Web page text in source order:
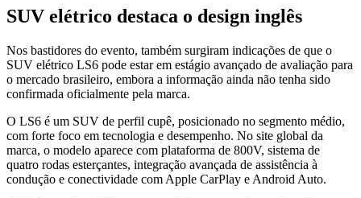
SUV elétrico destaca o design inglês
Nos bastidores do evento, também surgiram indicações de que o
SUV elétrico LS6 pode estar em estágio avançado de avaliação para
o mercado brasileiro, embora a informação ainda não tenha sido
confirmada oficialmente pela marca.
O LS6 é um SUV de perfil cupê, posicionado no segmento médio,
com forte foco em tecnologia e desempenho. No site global da
marca, o modelo aparece com plataforma de 800V, sistema de
quatro rodas esterçantes, integração avançada de assistência à
condução e conectividade com Apple CarPlay e Android Auto.